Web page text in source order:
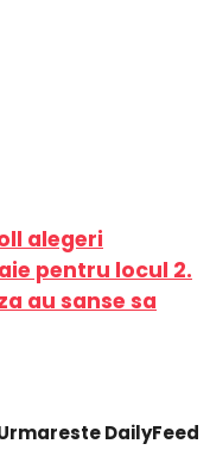
alegeri
pentru locul 2.
au sanse sa
DailyFeed